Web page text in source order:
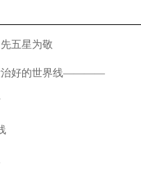
五星为敬
好的世界线————